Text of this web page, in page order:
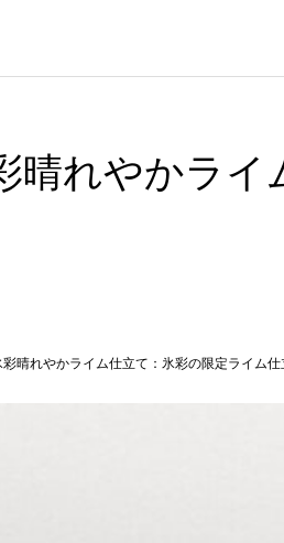
晴れやかライ
彩晴れやかライム仕立て：氷彩の限定ライム仕